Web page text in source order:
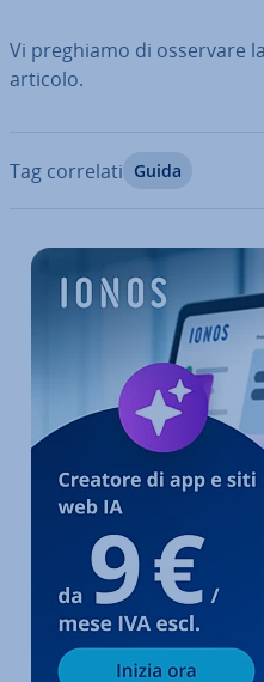
Vi preghiamo di osservare la
articolo.
Tag correlati Guida
Vai al menu prin­ci­pa­le